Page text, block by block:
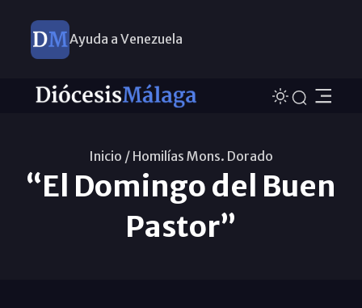
Ayuda a Venezuela
Inicio / Homilías Mons. Dorado
“El Domingo del Buen
Pastor”